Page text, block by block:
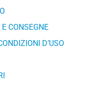
CONSEGNE
D’USO